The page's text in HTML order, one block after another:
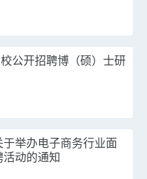
公开招聘博（硕）士研
举办电子商务行业面
动的通知